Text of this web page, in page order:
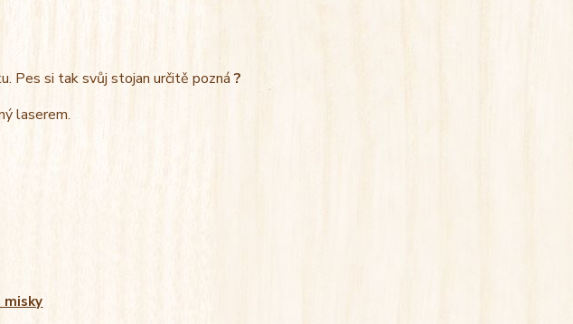
Pes si tak svůj stojan určitě pozná?
laserem.
misky